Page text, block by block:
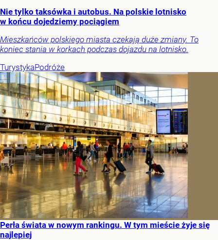
Nie tylko taksówka i autobus. Na polskie lotnisko
w końcu dojedziemy pociągiem
Mieszkańców polskiego miasta czekają duże zmiany. To
koniec stania w korkach podczas dojazdu na lotnisko.
TurystykaPodróże
Perła świata w nowym rankingu. W tym mieście żyje się
najlepiej